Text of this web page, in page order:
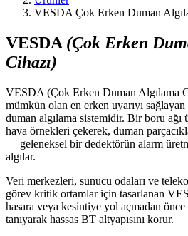
VESDA Çok Erken Duman
VESDA (Çok Erken
Cihazı)
VESDA (Çok Erken Duman Algılama
mümkün olan en erken uyarıyı
duman algılama sistemidir. Bir boru
hava örnekleri çekerek, duman
— geleneksel bir dedektörün alarm
algılar.
Veri merkezleri, sunucu odaları ve
görev kritik ortamlar için tasarlanan
hasara veya kesintiye yol açmadan
tanıyarak hassas BT altyapısını korur.